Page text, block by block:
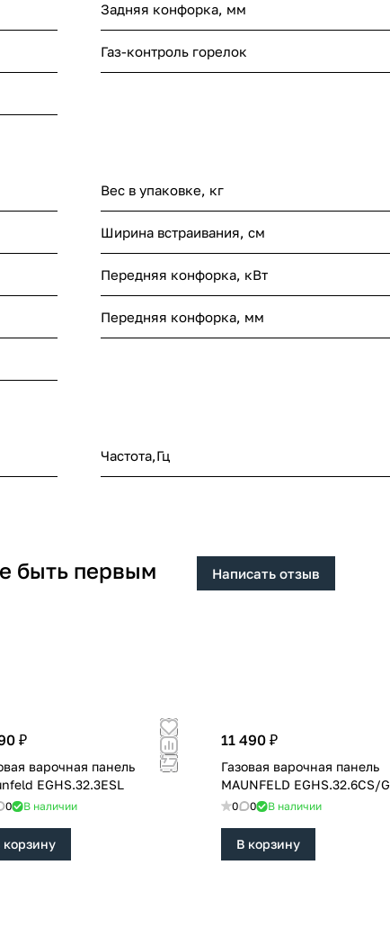
Задняя конфорка, мм
Газ-контроль горелок
Вес в упаковке, кг
Ширина встраивания, см
Передняя конфорка, кВт
Передняя конфорка, мм
Частота,Гц
быть первым Написать отзыв
₽
варочная панель
EGHS.32.3ESL
0 В наличии
корзину
11 490 ₽
Газовая варочная панель
MAUNFELD EGHS.32.6CS/G
0 0 В наличии
В корзину